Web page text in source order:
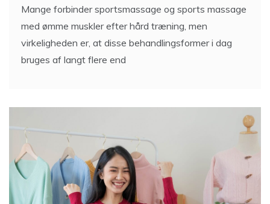
Mange forbinder sportsmassage og sports massage
med ømme muskler efter hård træning, men
virkeligheden er, at disse behandlingsformer i dag
bruges af langt flere end